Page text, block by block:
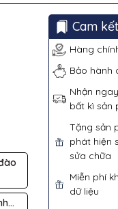
Cam
Hàng
Bảo hành
Nhận
bất kì sản
Tặng sản
phát hiện
sửa chữa
Miễn phí
dữ liệu